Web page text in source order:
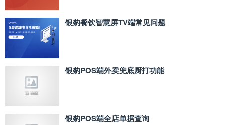
银豹餐饮智慧屏TV端常见问题
银豹POS端外卖兜底厨打功能
银豹POS端全店单据查询